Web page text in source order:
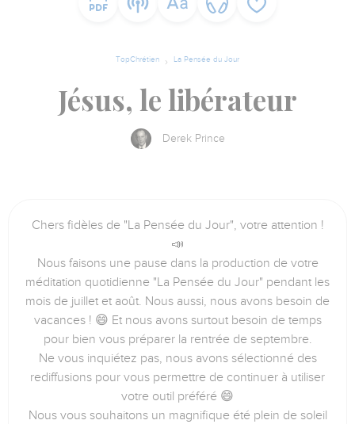
TopChrétien La Pensée du Jour
Jésus, le libérateur
Derek Prince
Chers fidèles de "La Pensée du Jour", votre attention !
📣
Nous faisons une pause dans la production de votre
méditation quotidienne "La Pensée du Jour" pendant les
mois de juillet et août. Nous aussi, nous avons besoin de
vacances ! 😄 Et nous avons surtout besoin de temps
pour bien vous préparer la rentrée de septembre.
Ne vous inquiétez pas, nous avons sélectionné des
rediffusions pour vous permettre de continuer à utiliser
votre outil préféré 😄
Nous vous souhaitons un magnifique été plein de soleil